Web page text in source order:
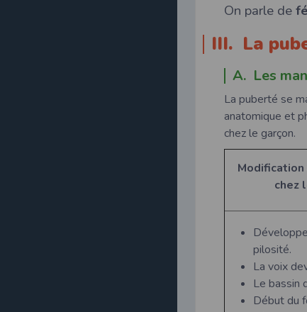
On parle de
III. La
A. Les
La puberté se
anatomique et
chez le garçon.
chez
pilosité.
La voix
Le bassin
Début du